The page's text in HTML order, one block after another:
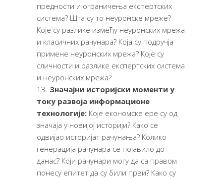
предности и ограничења експертских
система? Шта су то неуронске мреже?
Које су разлике између неуронских мрежа
и класичних рачунара? Која су подручја
примене неуронских мрежа? Које су
сличности и разлике експертских система
и неуронских мрежа?
Значајни историјски моменти у
току развоја информационе
технологије: Које економске ере су од
значаја у новијој историји? Како се
одвијао историјат рачунања? Колико
генерација рачунара се појавило до
данас? Који рачунари могу да са правом
понесу епитет да су били први? Како су